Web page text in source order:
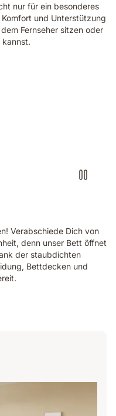
nur für ein besonderes
und Unterstützung
Fernseher sitzen oder
kannst.
Verabschiede Dich von
denn unser Bett öffnet
der staubdichten
Bettdecken und